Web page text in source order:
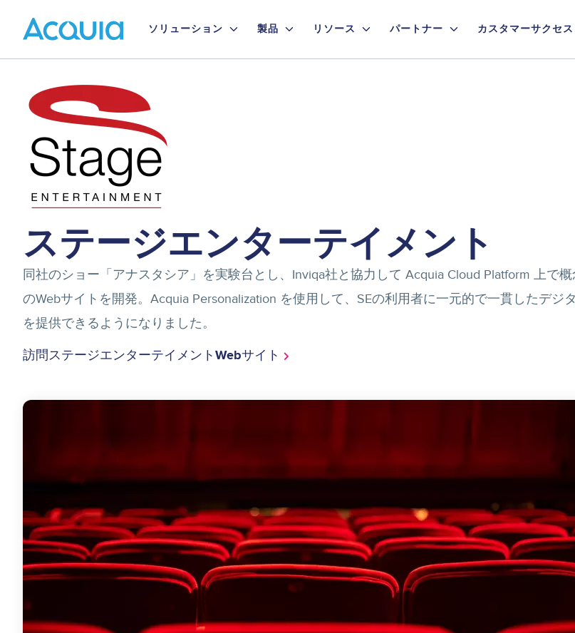
main
content
Primary
ソリューション 製品 リソース パートナー カスタマーサクセス
Image
ステージエンターテイメント
同社のショー「アナスタシア」を実験台とし、Inviqa社と協力して Acquia Cloud Platform 上で
のWebサイトを開発。Acquia Personalization を使用して、SEの利用者に一元的で一貫したデジ
を提供できるようになりました。
訪問ステージエンターテイメントWebサイト
Image